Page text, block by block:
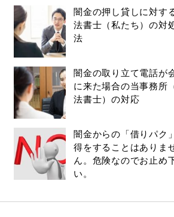
闇金の押し貸しに対す
法書士（私たち）の対
法
闇金の取り立て電話が
に来た場合の当事務所
法書士）の対応
闇金からの「借りパク
得をすることはありま
ん。危険なのでお止め
い。